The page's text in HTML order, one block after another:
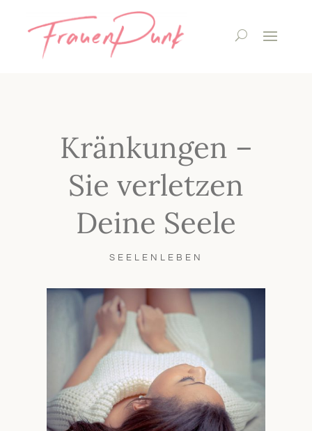
Kränkungen –
Sie verletzen
Deine Seele
SEELENLEBEN